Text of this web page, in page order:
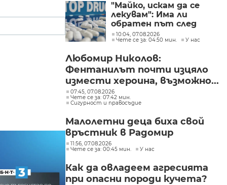
"Майко, искам да се
лекувам": Има ли
обратен път след
фентанила
10:04, 07.08.2026
Чете се за: 04:50 мин.
У нас
Любомир Николов:
Фентанилът почти изцяло
измести хероина, възможно...
07:45, 07.08.2026
Чете се за: 07:42 мин.
Сигурност и правосъдие
Малолетни деца биха свой
връстник в Радомир
11:56, 07.08.2026
Чете се за: 00:45 мин.
У нас
Как да овладеем агресията
при опасни породи кучета?